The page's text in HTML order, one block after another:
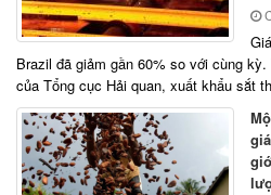
Brazil đã giảm gần 60% so với cùng
của Tổng cục Hải quan, xuất khẩu sắt